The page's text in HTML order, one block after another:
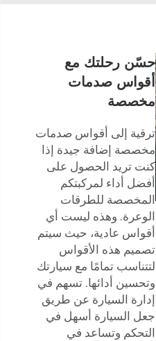
حسّن رحلتك مع
أقواس صدمات
مخصصة
ترقية إلى أقواس صدمات
مخصصة إضافة جيدة إذا
كنت تريد الحصول على
أفضل أداء لمركبتكم
المخصصة للطرقات
الوعرة. وهذه ليست أي
أقواس عادية، حيث سيتم
تصميم هذه الأقواس
لتتناسب تمامًا مع سيارتك
وتحسين أدائها. تسهم في
إدارة السيارة عن طريق
جعل السيارة أسهل في
التحكم وتساعد في